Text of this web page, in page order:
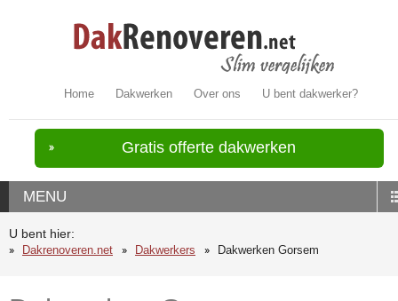
Home Dakwerken Over ons U bent dakwerker?
Gratis offerte dakwerken
MENU
U bent hier:
Dakrenoveren.net
Dakwerkers Dakwerken Gorsem